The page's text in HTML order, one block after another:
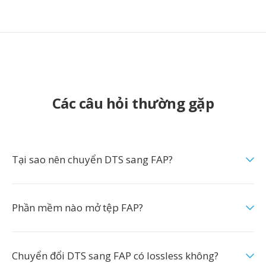
Các câu hỏi thường gặp
Tại sao nên chuyển DTS sang FAP?
Phần mềm nào mở tệp FAP?
Chuyển đổi DTS sang FAP có lossless không?